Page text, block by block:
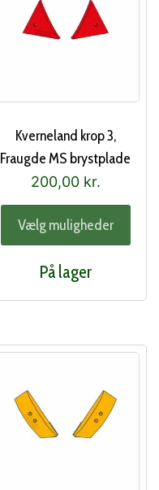
Kverneland krop 3,
Fraugde MS brystplade
200,00 kr.
Vælg muligheder
kan
På lager